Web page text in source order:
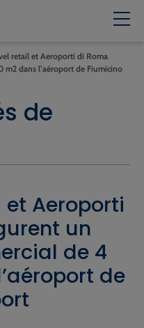
retail et Aeroporti di Roma
dans l’aéroport de Fiumicino
de
et Aeroporti
un
de 4
de